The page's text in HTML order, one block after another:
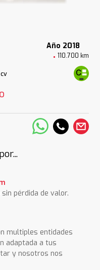
Año 2018
110.700 km
pérdida de valor.
multiples entidades
adaptada a tus
y nosotros nos